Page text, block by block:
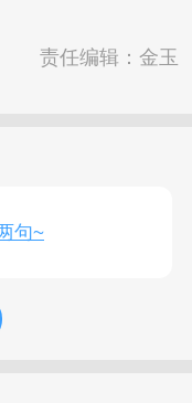
责任编辑：金玉
句~